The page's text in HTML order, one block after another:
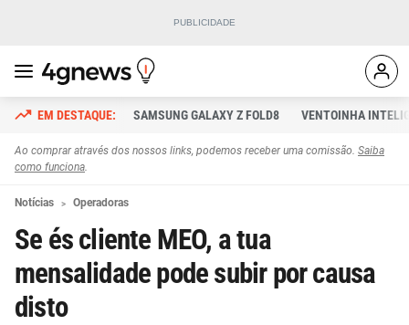
SAMSUNG GALAXY Z FOLD8 VENTOINHA
Ao comprar através dos nossos links, podemos receber uma comissão. Saiba
como funciona.
Notícias Operadoras
Se és cliente MEO, a tua
mensalidade pode subir por causa
disto